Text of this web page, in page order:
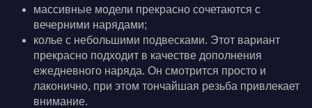
массивные модели прекрасно сочетаются с
вечерними нарядами;
колье с небольшими подвесками. Этот вариант
прекрасно подходит в качестве дополнения
ежедневного наряда. Он смотрится просто и
лаконично, при этом тончайшая резьба привлекает
внимание.